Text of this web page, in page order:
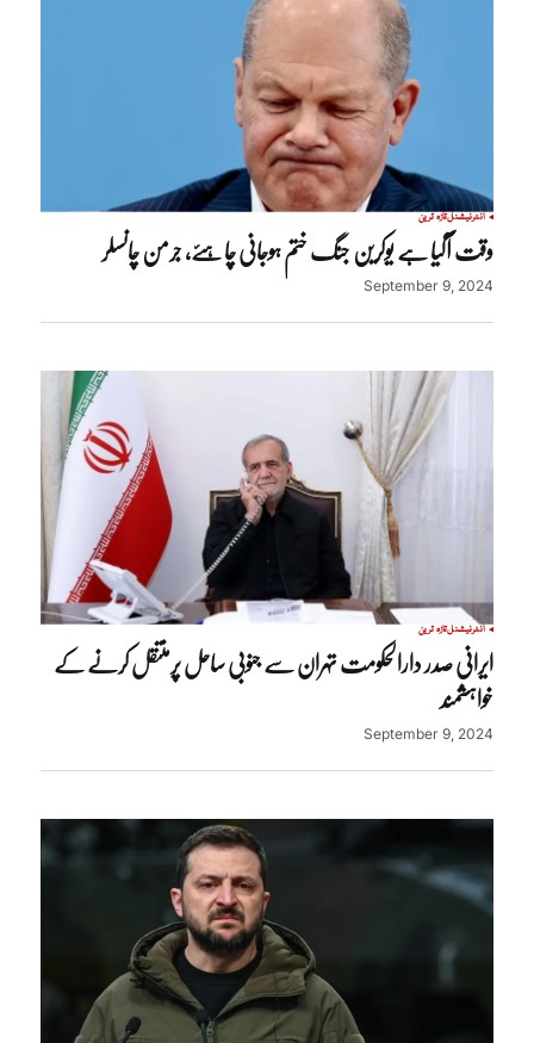
انٹرنیشنلتازہ ترین
وقت آگیا ہے یوکرین جنگ ختم ہوجانی چاہئے، جرمن چانسلر
September 9, 2024
انٹرنیشنلتازہ ترین
ایرانی صدر دارالحکومت تہران سے جنوبی ساحل پرمنتقل کرنے کے
خواہشمند
September 9, 2024